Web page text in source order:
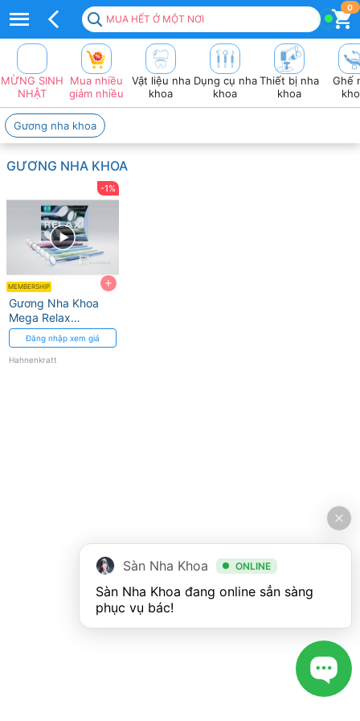
MUA HẾT Ở MỘT NƠI
0
Top
100+
sản
Phẩm
HAHNENKRATT
Chuyên
Dụng
2026
❤️
VAT
đầy
đủ
MỪNG SINH
NHẬT
Mua nhiều
giảm nhiều
Vật liệu nha
khoa
Dụng cụ nha
khoa
Thiết bị nha
khoa
Ghế
Gương nha khoa
GƯƠNG NHA KHOA
-1%
+
MEMBERSHIP
Gương Nha Khoa
Mega Relax
Hahnenkratt với
Phản Xạ Tối Ưu
Đăng nhập xem giá
Hahnenkratt
Sàn Nha Khoa ONLINE
Sàn Nha Khoa đang online sẳn sàng
phục vụ bác!